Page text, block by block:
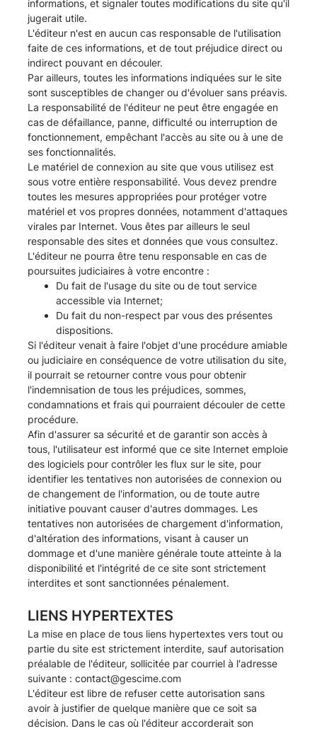
informations, et signaler toutes modifications du site qu'il
jugerait utile.
L'éditeur n'est en aucun cas responsable de l'utilisation
faite de ces informations, et de tout préjudice direct ou
indirect pouvant en découler.
Par ailleurs, toutes les informations indiquées sur le site
sont susceptibles de changer ou d'évoluer sans préavis.
La responsabilité de l'éditeur ne peut être engagée en
cas de défaillance, panne, difficulté ou interruption de
fonctionnement, empêchant l'accès au site ou à une de
ses fonctionnalités.
Le matériel de connexion au site que vous utilisez est
sous votre entière responsabilité. Vous devez prendre
toutes les mesures appropriées pour protéger votre
matériel et vos propres données, notamment d'attaques
virales par Internet. Vous êtes par ailleurs le seul
responsable des sites et données que vous consultez.
L'éditeur ne pourra être tenu responsable en cas de
poursuites judiciaires à votre encontre :
Du fait de l'usage du site ou de tout service
accessible via Internet;
Du fait du non-respect par vous des présentes
dispositions.
Si l'éditeur venait à faire l'objet d'une procédure amiable
ou judiciaire en conséquence de votre utilisation du site,
il pourrait se retourner contre vous pour obtenir
l'indemnisation de tous les préjudices, sommes,
condamnations et frais qui pourraient découler de cette
procédure.
Afin d'assurer sa sécurité et de garantir son accès à
tous, l'utilisateur est informé que ce site Internet emploie
des logiciels pour contrôler les flux sur le site, pour
identifier les tentatives non autorisées de connexion ou
de changement de l'information, ou de toute autre
initiative pouvant causer d'autres dommages. Les
tentatives non autorisées de chargement d'information,
d'altération des informations, visant à causer un
dommage et d'une manière générale toute atteinte à la
disponibilité et l'intégrité de ce site sont strictement
interdites et sont sanctionnées pénalement.
LIENS HYPERTEXTES
La mise en place de tous liens hypertextes vers tout ou
partie du site est strictement interdite, sauf autorisation
préalable de l'éditeur, sollicitée par courriel à l'adresse
suivante : contact@gescime.com
L'éditeur est libre de refuser cette autorisation sans
avoir à justifier de quelque manière que ce soit sa
décision. Dans le cas où l'éditeur accorderait son